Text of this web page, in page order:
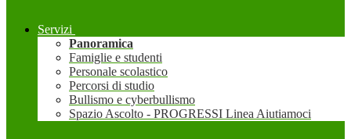
Servizi
Panoramica
Famiglie e studenti
Personale scolastico
Percorsi di studio
Bullismo e cyberbullismo
Spazio Ascolto - PROGRESSI Linea Aiutiamoci